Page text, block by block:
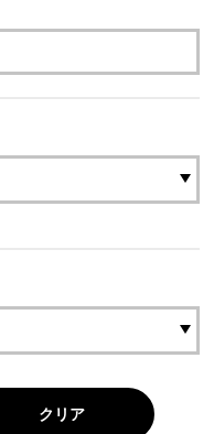
クリア